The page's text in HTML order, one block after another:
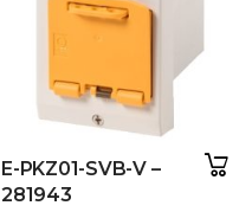
E-PKZ01-SVB-V –
281943